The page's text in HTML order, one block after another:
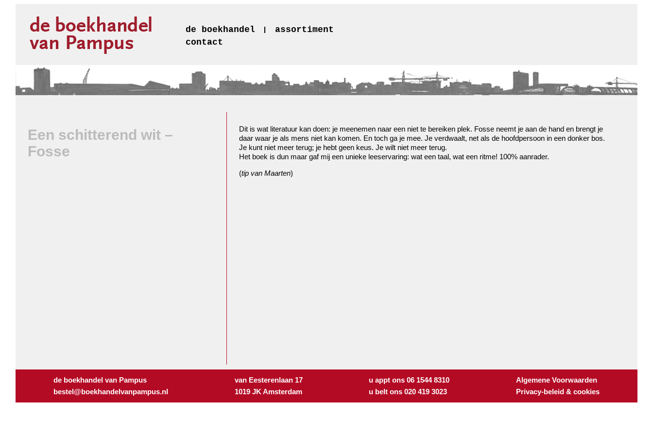
de boekhandel
assortiment
contact
contact
nieuwsbrief
Een schitterend wit –
Fosse
Dit is wat literatuur kan doen: je meenemen naar een niet te bereiken plek. Fosse neemt je aan de hand en brengt je
daar waar je als mens niet kan komen. En toch ga je mee. Je verdwaalt, net als de hoofdpersoon in een donker bos.
Je kunt niet meer terug; je hebt geen keus. Je wilt niet meer terug.
Het boek is dun maar gaf mij een unieke leeservaring: wat een taal, wat een ritme! 100% aanrader.
(tip van Maarten)
de boekhandel van Pampus
bestel@boekhandelvanpampus.nl
van Eesterenlaan 17
1019 JK Amsterdam
u appt ons 06 1544 8310
u belt ons 020 419 3023
Algemene Voorwaarden
Privacy-beleid & cookies